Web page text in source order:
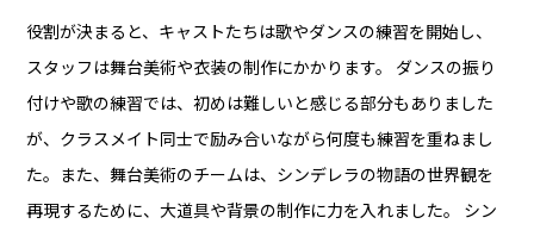
役割が決まると、キャストたちは歌やダンスの練習を開始し、
スタッフは舞台美術や衣装の制作にかかります。 ダンスの振り
付けや歌の練習では、初めは難しいと感じる部分もありました
が、クラスメイト同士で励み合いながら何度も練習を重ねまし
た。また、舞台美術のチームは、シンデレラの物語の世界観を
再現するために、大道具や背景の制作に力を入れました。 シン